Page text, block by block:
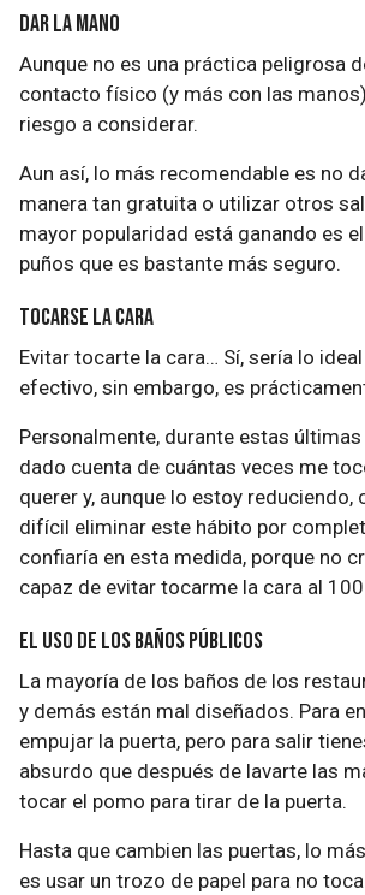
Dar la mano
Aunque no es una práctica peligrosa
contacto físico (y más con las
riesgo a considerar.
Aun así, lo más recomendable es no
manera tan gratuita o utilizar otros
mayor popularidad está ganando es
puños que es bastante más seguro.
Tocarse la cara
Evitar tocarte la cara… Sí, sería lo
efectivo, sin embargo, es
Personalmente, durante estas
dado cuenta de cuántas veces me
querer y, aunque lo estoy reduciendo,
difícil eliminar este hábito por
confiaría en esta medida, porque no
capaz de evitar tocarme la cara al
El uso de los baños públicos
La mayoría de los baños de los
y demás están mal diseñados. Para
empujar la puerta, pero para salir
absurdo que después de lavarte las
tocar el pomo para tirar de la puerta.
Hasta que cambien las puertas, lo
es usar un trozo de papel para no